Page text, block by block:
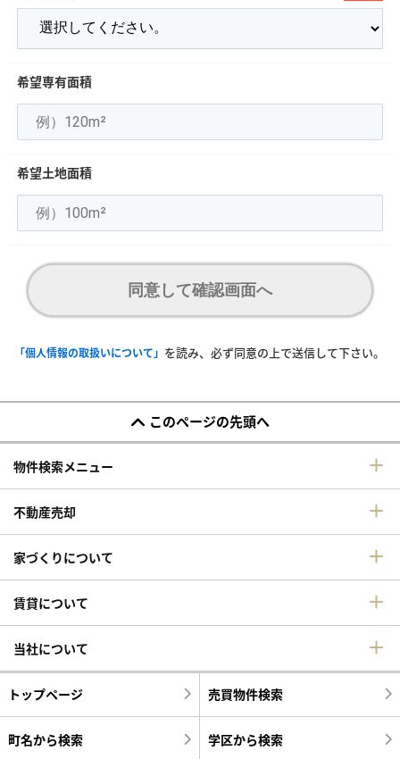
希望専有面積
希望土地面積
同意して確認画面へ
「個人情報の取扱いについて」 を読み、必ず同意の上で送信して下さい。
このページの先頭へ
物件検索メニュー
不動産売却
家づくりについて
賃貸について
当社について
トップページ 売買物件検索
町名から検索 学区から検索